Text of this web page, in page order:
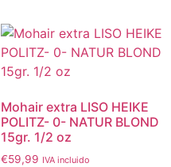
Mohair extra LISO HEIKE
POLITZ- 0- NATUR BLOND
15gr. 1/2 oz
€59,99 IVA incluido